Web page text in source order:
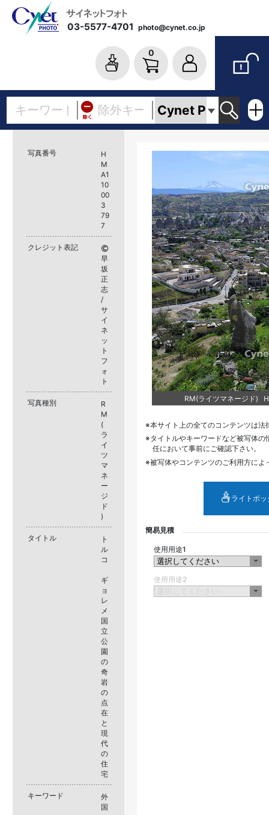
03-5577-4701 photo@cynet.co.jp
0
写真番号
H
M
A1
10
00
3
79
7
クレジット表記
早
坂
正
志
/
サ
イ
ネ
ッ
ト
フ
ォ
ト
写真種別
R
M
(
ラ
イ
ツ
マ
ネ
ー
ジ
ド
)
タイトル
ト
ル
コ
ギ
ョ
レ
メ
国
立
公
園
の
奇
岩
の
点
在
と
現
代
の
住
宅
キーワード
外
国
RM(ライツマネージド)
本サイト上の全てのコンテンツは
タイトルやキーワードなど被写体
任において事前にご確認下さい。
被写体やコンテンツのご利用方に
ライトボ
簡易見積
使用用途1
使用用途2